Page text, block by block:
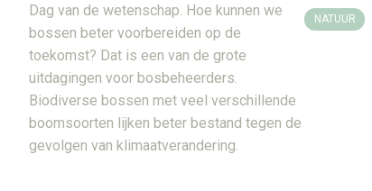
Dag van de wetenschap. Hoe kunnen we
bossen beter voorbereiden op de
toekomst? Dat is een van de grote
uitdagingen voor bosbeheerders.
Biodiverse bossen met veel verschillende
boomsoorten lijken beter bestand tegen de
gevolgen van klimaatverandering.
NATUUR